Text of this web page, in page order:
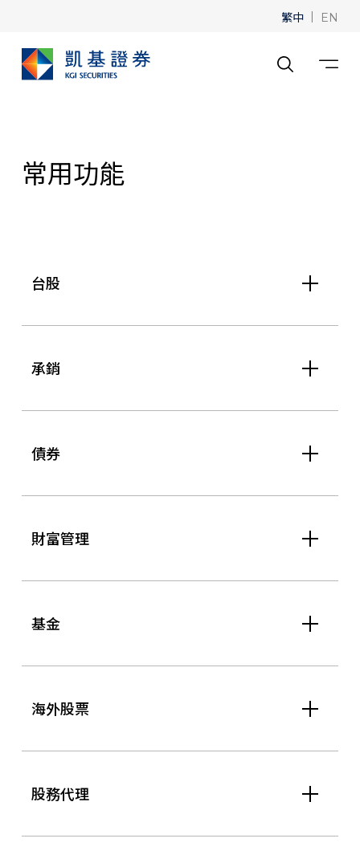
繁中 | EN
常用功能
台股
承銷
債券
財富管理
基金
海外股票
股務代理